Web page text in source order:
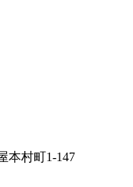
本村町1-147